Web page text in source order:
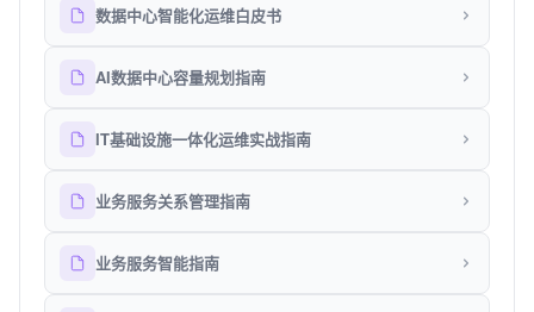
数据中心智能化运维白皮书
AI数据中心容量规划指南
IT基础设施一体化运维实战指南
业务服务关系管理指南
业务服务智能指南